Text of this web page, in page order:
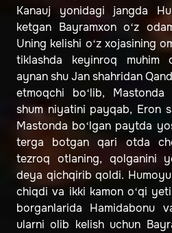
Kanauj yonidagi jangda
ketgan Bayramxon o‘z
Uning kelishi o‘z xojasining
tiklashda keyinroq muhim
aynan shu Jan shahridan
etmoqchi bo‘lib, Mastonda
shum niyatini payqab, Eron
Mastonda bo‘lgan paytda
terga botgan qari otda
tezroq otlaning, qolganini
deya qichqirib qoldi.
chiqdi va ikki kamon o‘qi
borganlarida Hamidabonu
ularni olib kelish uchun